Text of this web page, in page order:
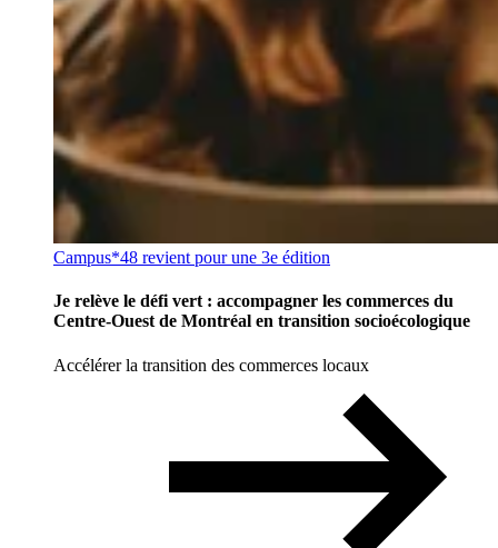
Campus*48 revient pour une 3e édition
Je relève le défi vert : accompagner les commerces du
Centre-Ouest de Montréal en transition socioécologique
Accélérer la transition des commerces locaux